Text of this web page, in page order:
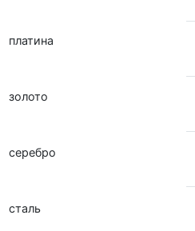
платина
золото
серебро
сталь